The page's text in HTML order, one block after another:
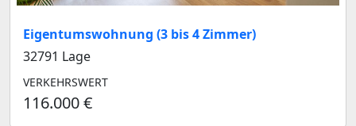
Eigentumswohnung (3 bis 4 Zimmer)
32791 Lage
VERKEHRSWERT
116.000 €